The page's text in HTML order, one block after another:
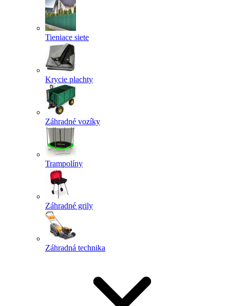
Tieniace siete
Krycie plachty
Záhradné vozíky
Trampolíny
Záhradné grily
Záhradná technika